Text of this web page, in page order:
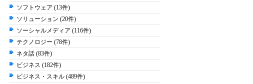
ソフトウェア (13件)
ソリューション (20件)
ソーシャルメディア (116件)
テクノロジー (78件)
ネタ話 (83件)
ビジネス (182件)
ビジネス・スキル (489件)